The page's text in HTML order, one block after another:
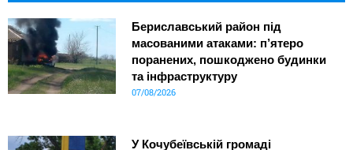
Бериславський район під
масованими атаками: п’ятеро
поранених, пошкоджено будинки
та інфраструктуру
07/08/2026
У Кочубеївській громаді